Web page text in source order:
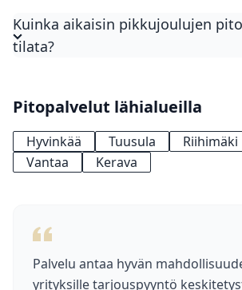
€/henkilö joulubuffet-menulla.
pikkujoulumenu on 38–44 €/hlö ja
usein erikseen.
Kuinka aikaisin pikkujoulujen
tilata?
Pitopalvelut lähialueilla
Hyvinkää Tuusula Riihimäki
Vantaa
Kerava
Palvelu antaa hyvän
yrityksille tarjouspyyntö